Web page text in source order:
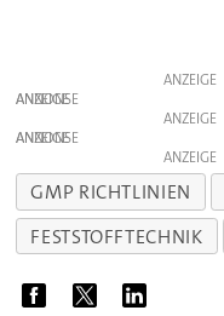
ANZEIGE
ANZEIGE
ANZEIGE
ANZEIGE
ANZEIGE
GMP RICHTLINIEN
FESTSTOFFTECHNIK